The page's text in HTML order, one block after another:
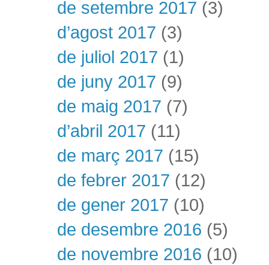
de setembre 2017 (3)
d’agost 2017 (3)
de juliol 2017 (1)
de juny 2017 (9)
de maig 2017 (7)
d’abril 2017 (11)
de març 2017 (15)
de febrer 2017 (12)
de gener 2017 (10)
de desembre 2016 (5)
de novembre 2016 (10)